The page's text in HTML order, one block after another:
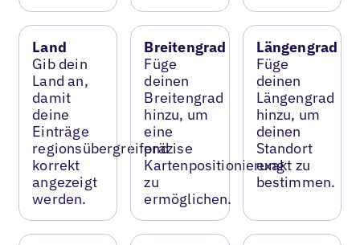
Land
Gib dein
Land an,
damit
deine
Einträge
regionsübergreifend
korrekt
angezeigt
werden.
Breitengrad
Füge
deinen
Breitengrad
hinzu, um
eine
präzise
Kartenpositionierung
zu
ermöglichen.
Längengrad
Füge
deinen
Längengrad
hinzu, um
deinen
Standort
exakt zu
bestimmen.